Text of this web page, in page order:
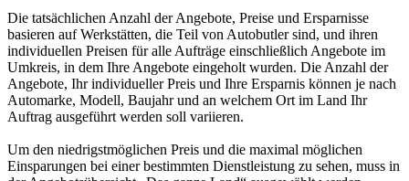
Die tatsächlichen Anzahl der Angebote, Preise und Ersparnisse
basieren auf Werkstätten, die Teil von Autobutler sind, und ihren
individuellen Preisen für alle Aufträge einschließlich Angebote im
Umkreis, in dem Ihre Angebote eingeholt wurden. Die Anzahl der
Angebote, Ihr individueller Preis und Ihre Ersparnis können je nach
Automarke, Modell, Baujahr und an welchem Ort im Land Ihr
Auftrag ausgeführt werden soll variieren.
Um den niedrigstmöglichen Preis und die maximal möglichen
Einsparungen bei einer bestimmten Dienstleistung zu sehen, muss in